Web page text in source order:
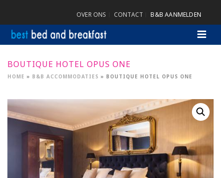
OVER ONS CONTACT B&B AANMELDEN
BOUTIQUE HOTEL OPUS ONE
HOME » B&B ACCOMMODATIES » BOUTIQUE HOTEL OPUS ONE